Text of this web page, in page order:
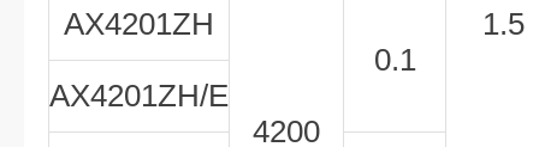
1.5
AX4201ZH
4200
0.1
AX4201ZH/E